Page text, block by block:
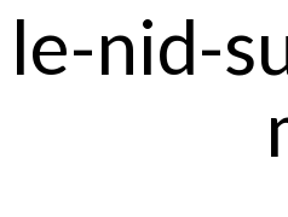
le-nid-